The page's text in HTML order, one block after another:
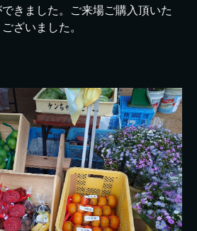
きました。ご来場ご購入頂いた
ざいました。